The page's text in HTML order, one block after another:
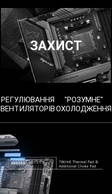
ЗАХИСТ
РЕГУЛЮВАННЯ
ВЕНТИЛЯТОРІВ
"РОЗУМНЕ"
ОХОЛОДЖЕННЯ